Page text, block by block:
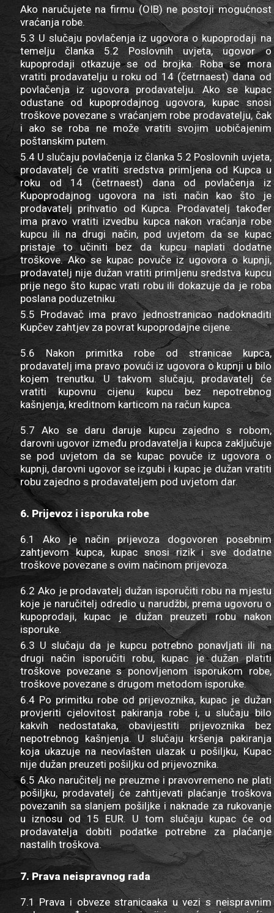
Ako naručujete na firmu (OIB) ne postoji mogućnost
vraćanja robe.
5.3 U slučaju povlačenja iz ugovora o kupoprodaji na
temelju članka 5.2 Poslovnih uvjeta, ugovor o
kupoprodaji otkazuje se od brojka. Roba se mora
vratiti prodavatelju u roku od 14 (četrnaest) dana od
povlačenja iz ugovora prodavatelju. Ako se kupac
odustane od kupoprodajnog ugovora, kupac snosi
troškove povezane s vraćanjem robe prodavatelju, čak
i ako se roba ne može vratiti svojim uobičajenim
poštanskim putem.
5.4 U slučaju povlačenja iz članka 5.2 Poslovnih uvjeta,
prodavatelj će vratiti sredstva primljena od Kupca u
roku od 14 (četrnaest) dana od povlačenja iz
Kupoprodajnog ugovora na isti način kao što je
prodavatelj prihvatio od Kupca. Prodavatelj također
ima pravo vratiti izvedbu kupca nakon vraćanja robe
kupcu ili na drugi način, pod uvjetom da se kupac
pristaje to učiniti bez da kupcu naplati dodatne
troškove. Ako se kupac povuče iz ugovora o kupnji,
prodavatelj nije dužan vratiti primljenu sredstva kupcu
prije nego što kupac vrati robu ili dokazuje da je roba
poslana poduzetniku.
5.5 Prodavač ima pravo jednostranicao nadoknaditi
Kupčev zahtjev za povrat kupoprodajne cijene.
5.6 Nakon primitka robe od stranicae kupca,
prodavatelj ima pravo povući iz ugovora o kupnji u bilo
kojem trenutku. U takvom slučaju, prodavatelj će
vratiti kupovnu cijenu kupcu bez nepotrebnog
kašnjenja, kreditnom karticom na račun kupca.
5.7 Ako se daru daruje kupcu zajedno s robom,
darovni ugovor između prodavatelja i kupca zaključuje
se pod uvjetom da se kupac povuče iz ugovora o
kupnji, darovni ugovor se izgubi i kupac je dužan vratiti
robu zajedno s prodavateljem pod uvjetom dar.
6. Prijevoz i isporuka robe
6.1 Ako je način prijevoza dogovoren posebnim
zahtjevom kupca, kupac snosi rizik i sve dodatne
troškove povezane s ovim načinom prijevoza.
6.2 Ako je prodavatelj dužan isporučiti robu na mjestu
koje je naručitelj odredio u narudžbi, prema ugovoru o
kupoprodaji, kupac je dužan preuzeti robu nakon
isporuke.
6.3 U slučaju da je kupcu potrebno ponavljati ili na
drugi način isporučiti robu, kupac je dužan platiti
troškove povezane s ponovljenom isporukom robe,
troškove povezane s drugom metodom isporuke.
6.4 Po primitku robe od prijevoznika, kupac je dužan
provjeriti cjelovitost pakiranja robe i, u slučaju bilo
kakvih nedostataka, obavijestiti prijevoznika bez
nepotrebnog kašnjenja. U slučaju kršenja pakiranja
koja ukazuje na neovlašten ulazak u pošiljku, Kupac
nije dužan preuzeti pošiljku od prijevoznika.
6.5 Ako naručitelj ne preuzme i pravovremeno ne plati
pošiljku, prodavatelj će zahtijevati plaćanje troškova
povezanih sa slanjem pošiljke i naknade za rukovanje
u iznosu od 15 EUR. U tom slučaju kupac će od
prodavatelja dobiti podatke potrebne za plaćanje
nastalih troškova.
7. Prava neispravnog rada
7.1 Prava i obveze stranicaaka u vezi s neispravnim